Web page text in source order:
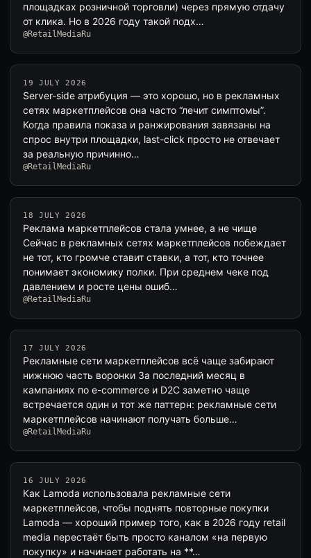
площадках розничной торговли) через прямую отдачу
от клика. Но в 2026 году такой подх…
@RetailMediaRu
19 JULY 2026
Server-side атрибуция — это хорошо, но в рекламных
сетях маркетплейсов она часто “лечит симптомы”.
Когда правила показа и ранжирования завязаны на
спрос внутри площадки, last-click просто не отвечает
за реальную причинно…
@RetailMediaRu
18 JULY 2026
Реклама маркетплейсов стала умнее, а не чище
Сейчас в рекламных сетях маркетплейсов побеждает
не тот, кто громче ставит ставки, а тот, кто точнее
понимает экономику полки. При среднем чеке под
давлением и росте цены ошиб…
@RetailMediaRu
17 JULY 2026
Рекламные сети маркетплейсов всё чаще забирают
нижнюю часть воронки За последний месяц в
кампаниях по e-commerce и D2C заметно чаще
встречается один и тот же паттерн: рекламные сети
маркетплейсов начинают получать больше…
@RetailMediaRu
16 JULY 2026
Как Lamoda использовала рекламные сети
маркетплейсов, чтобы поднять повторные покупки
Lamoda — хороший пример того, как в 2026 году retail
media перестаёт быть просто каналом «на первую
покупку» и начинает работать на **…